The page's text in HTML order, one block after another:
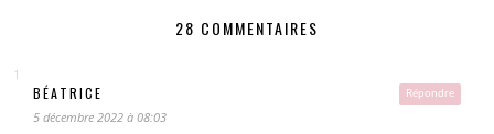
28 COMMENTAIRES
Répondre
BÉATRICE
5 décembre 2022 à 08:03